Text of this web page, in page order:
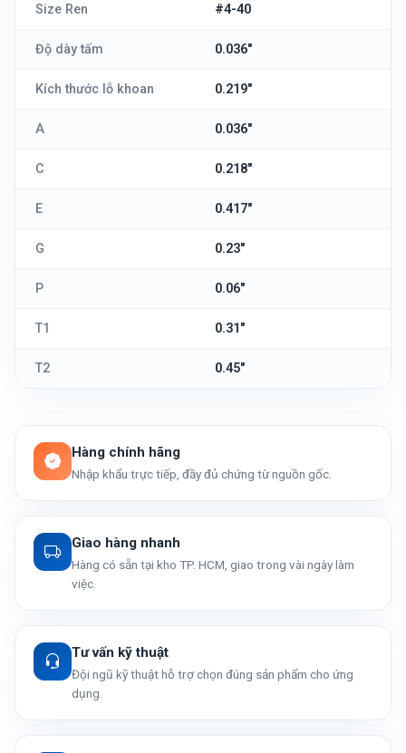
Size Ren #4-40
Độ dày tấm 0.036"
Kích thước lỗ khoan 0.219"
A 0.036"
C 0.218"
E 0.417"
G 0.23"
P 0.06"
T1 0.31"
T2 0.45"
Hàng chính hãng
Nhập khẩu trực tiếp, đầy đủ chứng từ nguồn gốc.
Giao hàng nhanh
Hàng có sẵn tại kho TP. HCM, giao trong vài ngày làm
việc.
Tư vấn kỹ thuật
Đội ngũ kỹ thuật hỗ trợ chọn đúng sản phẩm cho ứng
dụng.